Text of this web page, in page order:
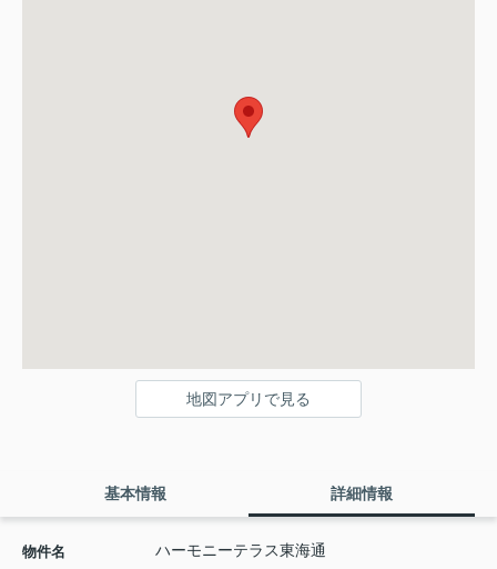
地図アプリで見る
基本情報 詳細情報
物件名 ハーモニーテラス東海通